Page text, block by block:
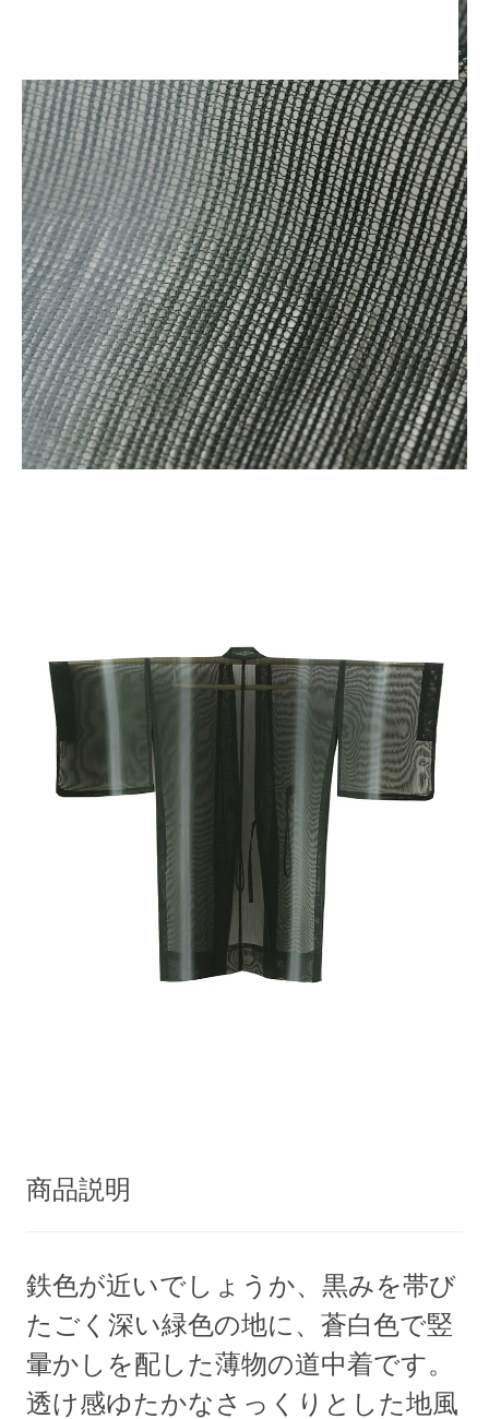
商品説明
鉄色が近いでしょうか、黒みを帯び
たごく深い緑色の地に、蒼白色で竪
暈かしを配した薄物の道中着です。
透け感ゆたかなさっくりとした地風